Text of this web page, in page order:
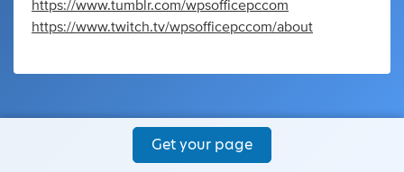
https://www.tumblr.com/wpsofficepccom
https://www.twitch.tv/wpsofficepccom/about
Get your page